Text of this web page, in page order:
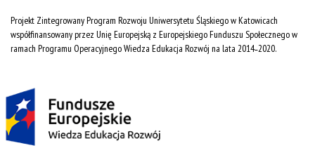
Projekt Zintegrowany Program Rozwoju Uniwersytetu Śląskiego w Katowicach
współfinansowany przez Unię Europejską z Europejskiego Funduszu Społecznego w
ramach Programu Operacyjnego Wiedza Edukacja Rozwój na lata 2014˗2020.